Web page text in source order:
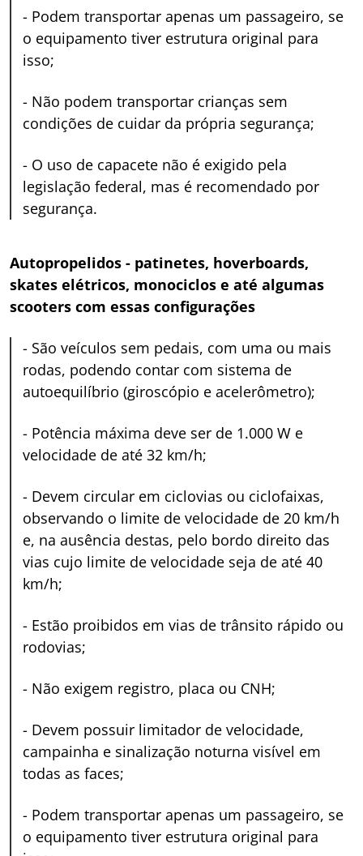
- Podem transportar apenas um passageiro, se
o equipamento tiver estrutura original para
isso;
- Não podem transportar crianças sem
condições de cuidar da própria segurança;
- O uso de capacete não é exigido pela
legislação federal, mas é recomendado por
segurança.
Autopropelidos - patinetes, hoverboards,
skates elétricos, monociclos e até algumas
scooters com essas configurações
- São veículos sem pedais, com uma ou mais
rodas, podendo contar com sistema de
autoequilíbrio (giroscópio e acelerômetro);
- Potência máxima deve ser de 1.000 W e
velocidade de até 32 km/h;
- Devem circular em ciclovias ou ciclofaixas,
observando o limite de velocidade de 20 km/h
e, na ausência destas, pelo bordo direito das
vias cujo limite de velocidade seja de até 40
km/h;
- Estão proibidos em vias de trânsito rápido ou
rodovias;
- Não exigem registro, placa ou CNH;
- Devem possuir limitador de velocidade,
campainha e sinalização noturna visível em
todas as faces;
- Podem transportar apenas um passageiro, se
o equipamento tiver estrutura original para